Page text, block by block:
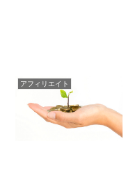
アフィリエイト